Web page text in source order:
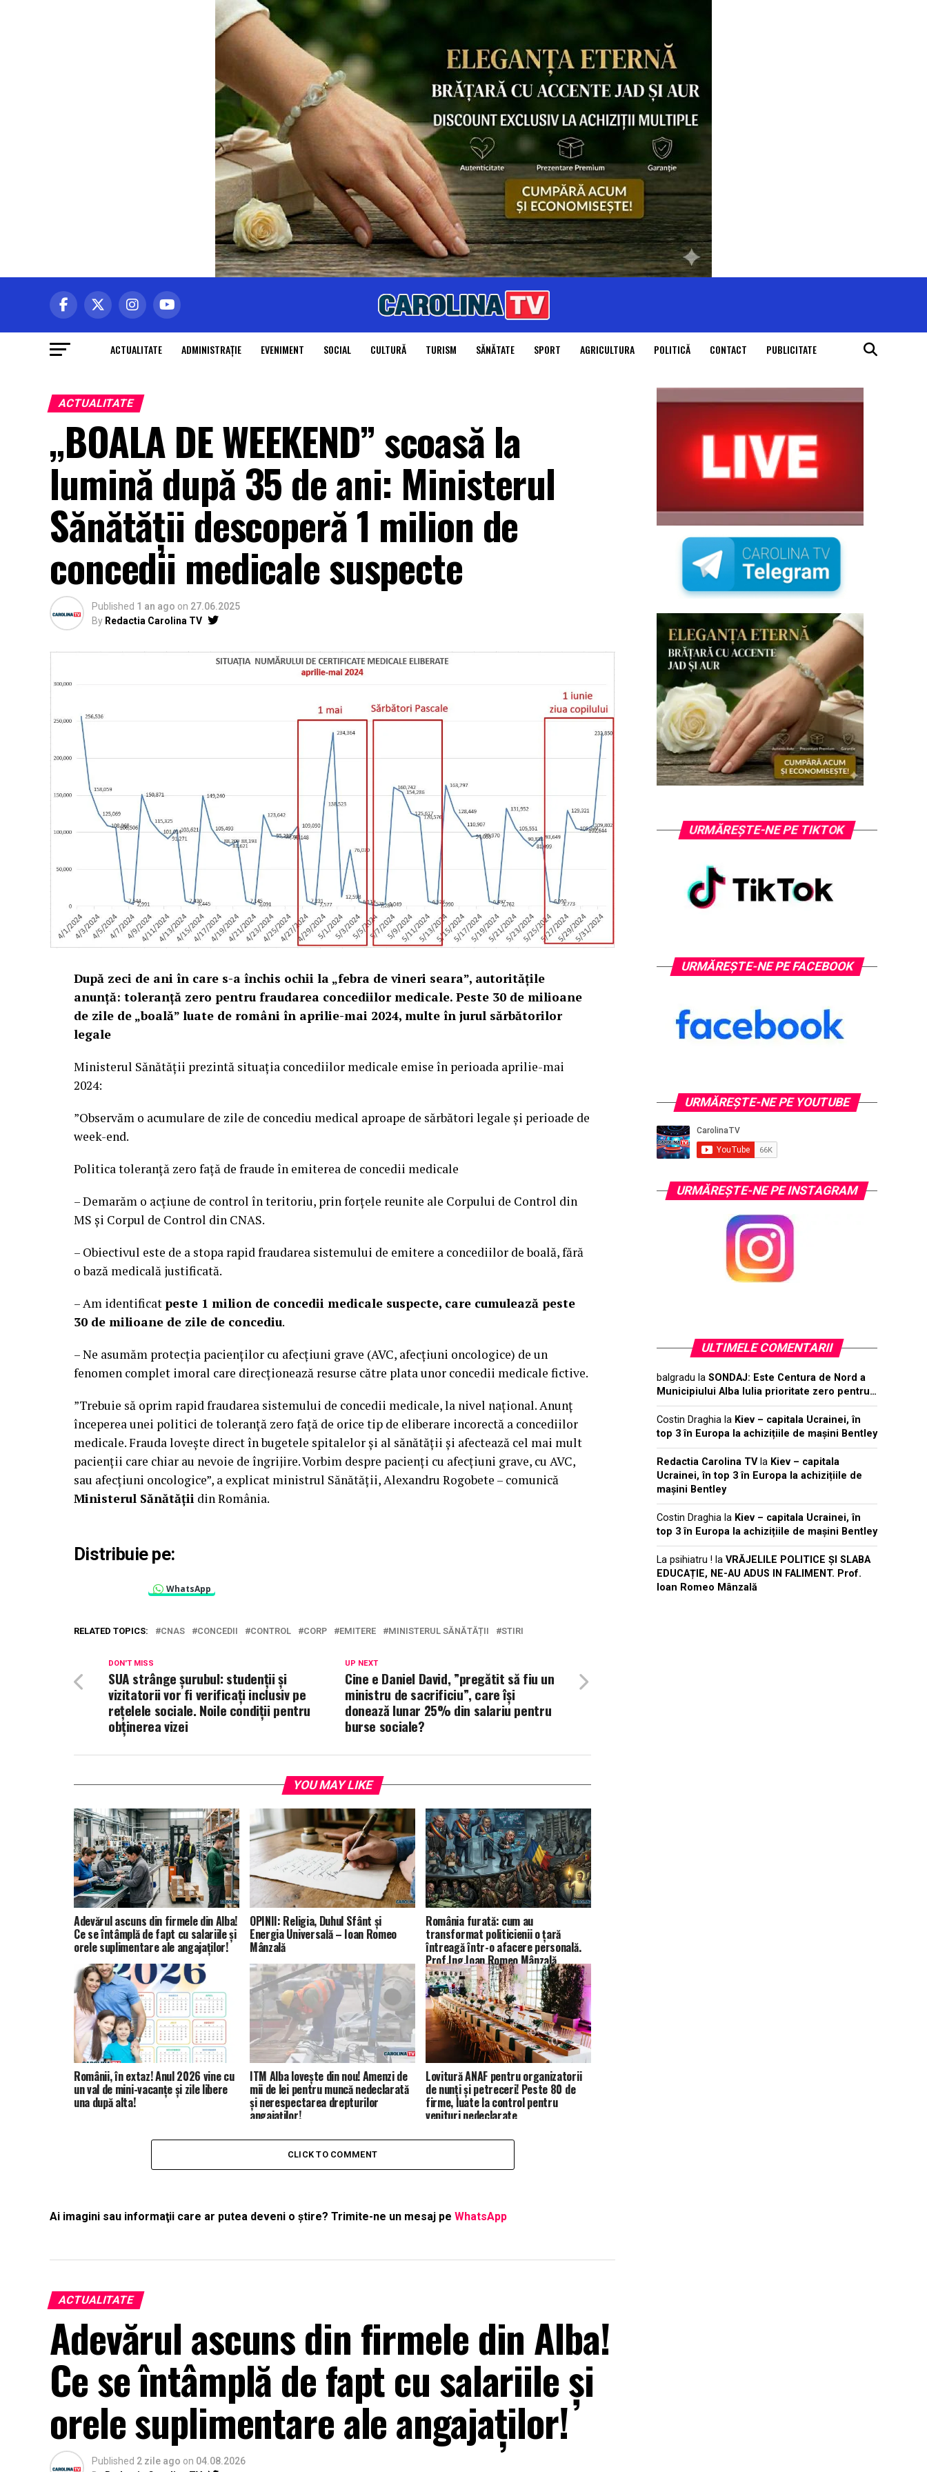
ACTUALITATE ADMINISTRAŢIE EVENIMENT SOCIAL CULTURĂ TURISM SĂNĂTATE SPORT AGRICULTURA POLITICĂ CONTACT PUBLICITATE
ACTUALITATE
„BOALA DE WEEKEND” scoasă la
lumină după 35 de ani: Ministerul
Sănătății descoperă 1 milion de
concedii medicale suspecte
Published 1 an ago on 27.06.2025
By Redactia Carolina TV
După zeci de ani în care s-a închis ochii la „febra de vineri seara”, autoritățile
anunță: toleranță zero pentru fraudarea concediilor medicale. Peste 30 de milioane
de zile de „boală” luate de români în aprilie-mai 2024, multe în jurul sărbătorilor
legale
Ministerul Sănătății prezintă situația concediilor medicale emise în perioada aprilie-mai
2024:
”Observăm o acumulare de zile de concediu medical aproape de sărbători legale și perioade de
week-end.
Politica toleranță zero față de fraude în emiterea de concedii medicale
– Demarăm o acțiune de control în teritoriu, prin forțele reunite ale Corpului de Control din
MS și Corpul de Control din CNAS.
– Obiectivul este de a stopa rapid fraudarea sistemului de emitere a concediilor de boală, fără
o bază medicală justificată.
– Am identificat peste 1 milion de concedii medicale suspecte, care cumulează peste
30 de milioane de zile de concediu.
– Ne asumăm protecția pacienților cu afecțiuni grave (AVC, afecțiuni oncologice) de un
fenomen complet imoral care direcționează resurse către plata unor concedii medicale fictive.
”Trebuie să oprim rapid fraudarea sistemului de concedii medicale, la nivel național. Anunț
începerea unei politici de toleranță zero față de orice tip de eliberare incorectă a concediilor
medicale. Frauda lovește direct în bugetele spitalelor și al sănătății și afectează cel mai mult
pacienții care chiar au nevoie de îngrijire. Vorbim despre pacienți cu afecțiuni grave, cu AVC,
sau afecțiuni oncologice”, a explicat ministrul Sănătății, Alexandru Rogobete – comunică
Ministerul Sănătății din România.
Distribuie pe:
WhatsApp
RELATED TOPICS: CNAS CONCEDII CONTROL CORP EMITERE MINISTERUL SĂNĂTĂȚII STIRI
UP NEXT
Cine e Daniel David, ”pregătit să fiu un
ministru de sacrificiu”, care își
donează lunar 25% din salariu pentru
burse sociale?
DON'T MISS
SUA strânge șurubul: studenții și
vizitatorii vor fi verificați inclusiv pe
rețelele sociale. Noile condiții pentru
obținerea vizei
YOU MAY LIKE
Adevărul ascuns din firmele din Alba!
Ce se întâmplă de fapt cu salariile și
orele suplimentare ale angajaților!
OPINII: Religia, Duhul Sfânt și
Energia Universală – Ioan Romeo
Mânzală
România furată: cum au
transformat politicienii o țară
întreagă într-o afacere personală.
Prof.Ing.Ioan Romeo Mânzală
Românii, în extaz! Anul 2026 vine cu
un val de mini-vacanțe și zile libere
una după alta!
ITM Alba lovește din nou! Amenzi de
mii de lei pentru muncă nedeclarată
și nerespectarea drepturilor
angajaților!
Lovitură ANAF pentru organizatorii
de nunți și petreceri! Peste 80 de
firme, luate la control pentru
venituri nedeclarate
CLICK TO COMMENT
Ai imagini sau informaţii care ar putea deveni o ştire? Trimite-ne un mesaj pe WhatsApp
ACTUALITATE
Adevărul ascuns din firmele din Alba!
Ce se întâmplă de fapt cu salariile și
orele suplimentare ale angajaților!
Published 2 zile ago on 04.08.2026
URMĂREȘTE-NE PE TIKTOK
URMĂREȘTE-NE PE FACEBOOK
URMĂREŞTE-NE PE YOUTUBE
URMĂREŞTE-NE PE INSTAGRAM
ULTIMELE COMENTARII
balgradu la SONDAJ: Este Centura de Nord a
Municipiului Alba Iulia prioritate zero pentru…
Costin Draghia la Kiev – capitala Ucrainei, în
top 3 în Europa la achizițiile de mașini Bentley
Redactia Carolina TVla Kiev – capitala
Ucrainei, în top 3 în Europa la achizițiile de
mașini Bentley
Costin Draghia la Kiev – capitala Ucrainei, în
top 3 în Europa la achizițiile de mașini Bentley
La psihiatru ! la VRĂJELILE POLITICE ȘI SLABA
EDUCAȚIE, NE-AU ADUS IN FALIMENT. Prof.
Ioan Romeo Mânzală